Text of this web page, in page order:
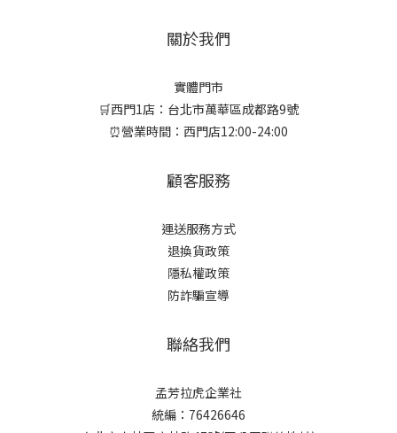
關於我們
實體門市
🛒西門1店：台北市萬華區成都路9號
⏰營業時間：西門店12:00-24:00
顧客服務
運送服務方式
退換貨政策
隱私權政策
防詐騙宣導
聯絡我們
孟芳拉虎企業社
統編：76426646